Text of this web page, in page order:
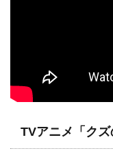
TVアニメ「ク